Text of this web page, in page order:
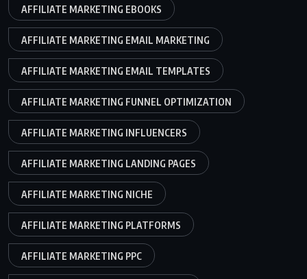
AFFILIATE MARKETING EBOOKS
AFFILIATE MARKETING EMAIL MARKETING
AFFILIATE MARKETING EMAIL TEMPLATES
AFFILIATE MARKETING FUNNEL OPTIMIZATION
AFFILIATE MARKETING INFLUENCERS
AFFILIATE MARKETING LANDING PAGES
AFFILIATE MARKETING NICHE
AFFILIATE MARKETING PLATFORMS
AFFILIATE MARKETING PPC